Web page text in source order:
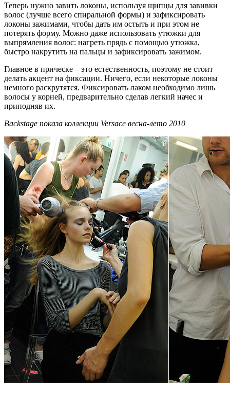
Теперь нужно завить локоны, используя щипцы для завивки
волос (лучше всего спиральной формы) и зафиксировать
локоны зажимами, чтобы дать им остыть и при этом не
потерять форму. Можно даже использовать утюжки для
выпрямления волос: нагреть прядь с помощью утюжка,
быстро накрутить на пальцы и зафиксировать зажимом.
Главное в прическе – это естественность, поэтому не стоит
делать акцент на фиксации. Ничего, если некоторые локоны
немного раскрутятся. Фиксировать лаком необходимо лишь
волосы у корней, предварительно сделав легкий начес и
приподняв их.
Backstage показа коллекции Versace весна-лето 2010